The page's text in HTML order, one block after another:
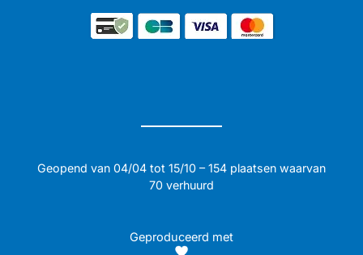
Geopend van 04/04 tot 15/10 – 154 plaatsen waarvan
70 verhuurd
Geproduceerd met